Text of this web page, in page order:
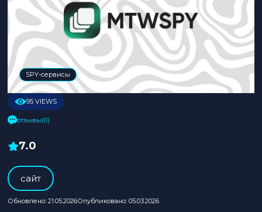
SPY-сервисы
95 VIEWS
отзывы(0)
7.0
cайт
Обновлено: 21.05.2026Опубликовано: 05.03.2026